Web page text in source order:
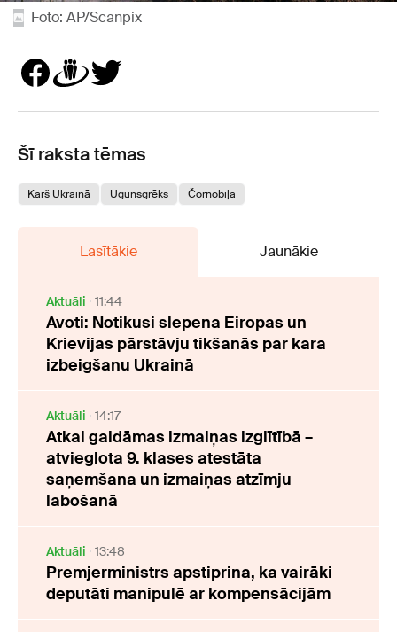
Foto: AP/Scanpix
Šī raksta tēmas
Karš Ukrainā Ugunsgrēks Čornobiļa
Lasītākie Jaunākie
Aktuāli 11:44
Avoti: Notikusi slepena Eiropas un
Krievijas pārstāvju tikšanās par kara
izbeigšanu Ukrainā
Aktuāli 14:17
Atkal gaidāmas izmaiņas izglītībā –
atvieglota 9. klases atestāta
saņemšana un izmaiņas atzīmju
labošanā
Aktuāli 13:48
Premjerministrs apstiprina, ka vairāki
deputāti manipulē ar kompensācijām